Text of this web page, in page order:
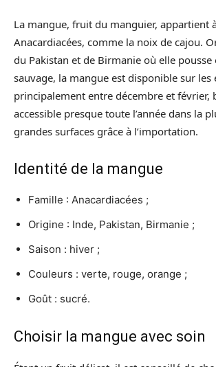
La mangue, fruit du manguier, appartient
Anacardiacées, comme la noix de cajou.
du Pakistan et de Birmanie où elle pousse
sauvage, la mangue est disponible sur les
principalement entre décembre et février,
accessible presque toute l’année dans la
grandes surfaces grâce à l’importation.
Identité de la mangue
Famille : Anacardiacées ;
Origine : Inde, Pakistan, Birmanie ;
Saison : hiver ;
Couleurs : verte, rouge, orange ;
Goût : sucré.
Choisir la mangue avec soin